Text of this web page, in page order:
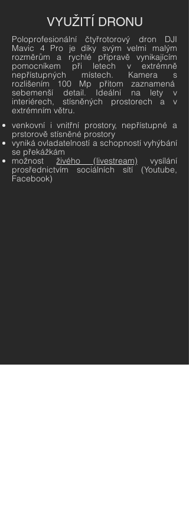
VYUŽITÍ DRONU
Poloprofesionální čtyřrotorový dron DJI
Mavic 4 Pro je díky svým velmi malým
rozměrům a rychlé přípravě vynikajícím
pomocníkem při letech v extrémně
nepřístupných místech. Kamera s
rozlišením 100 Mp přitom zaznamená
sebemenší detail. Ideální na lety v
interiérech, stísněných prostorech a v
extrémním větru.
venkovní i vnitřní prostory, nepřístupné a
prstorově stísněné prostory
vyniká ovladatelností a schopností vyhýbání
se překážkám
možnostživého (livestream) vysílání
prosřednictvím sociálních sítí (Youtube,
Facebook)